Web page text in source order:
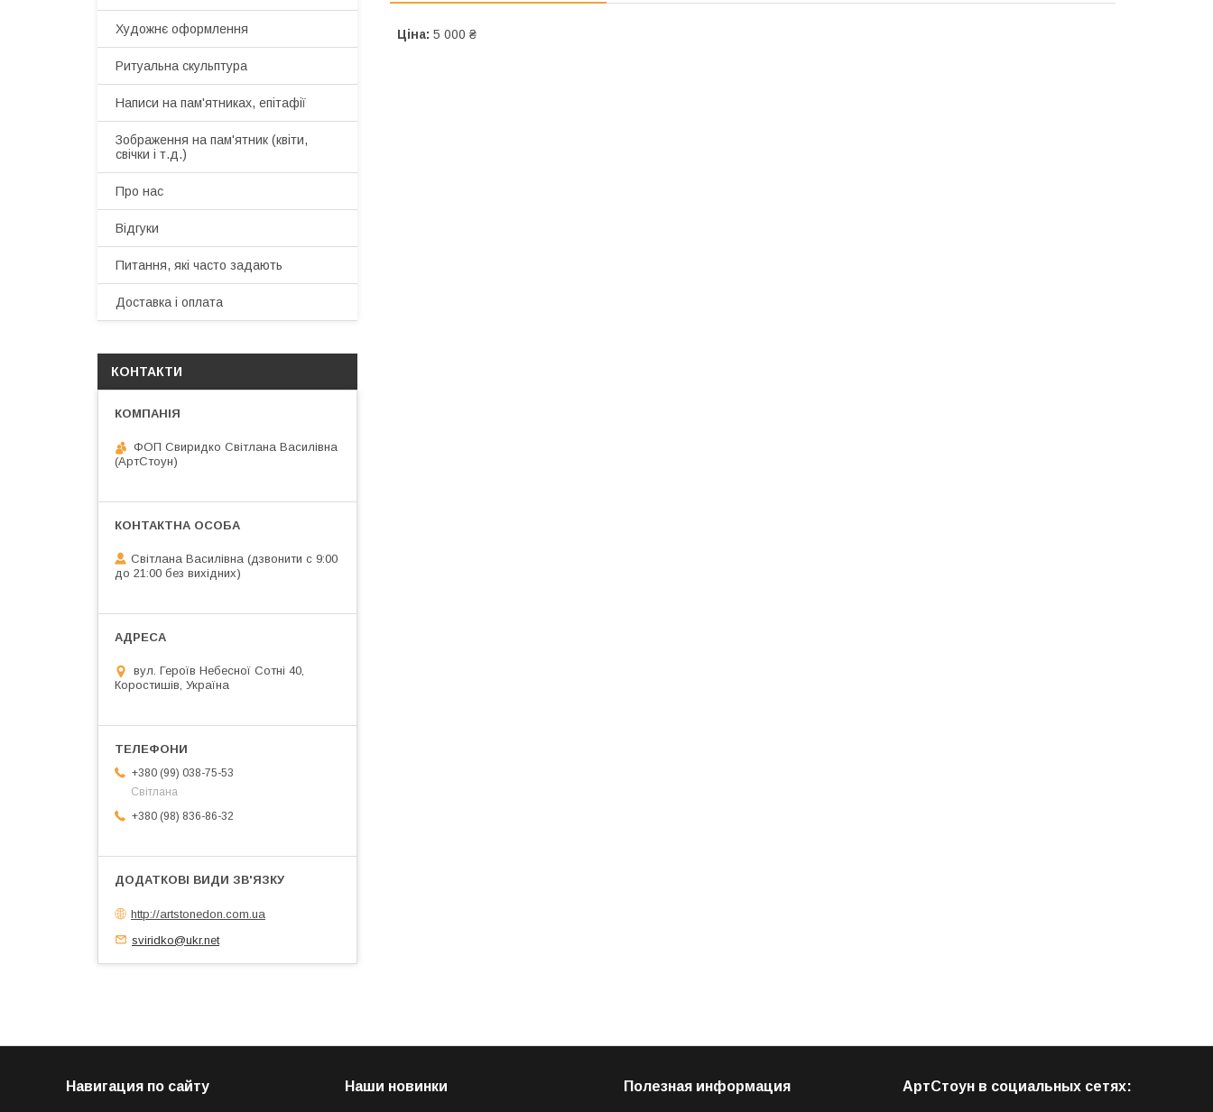
Ціна: 5 000 ₴
Художнє оформлення
Ритуальна скульптура
Написи на пам'ятниках, епітафії
Зображення на пам'ятник (квіти,
свічки і т.д.)
Про нас
Відгуки
Питання, які часто задають
Доставка і оплата
КОНТАКТИ
ФОП Свиридко Світлана Василівна
(АртСтоун)
Світлана Василівна (дзвонити с 9:00
до 21:00 без вихідних)
вул. Героїв Небесної Сотні 40,
Коростишів, Україна
+380 (99) 038-75-53
Світлана
+380 (98) 836-86-32
http://artstonedon.com.ua
sviridko@ukr.net
Навигация по сайту Наши новинки Полезная информация АртСтоун в социальных сетях: